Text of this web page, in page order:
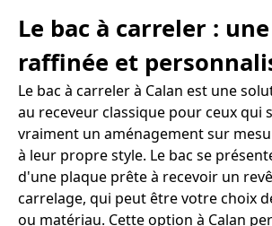
Le bac à carreler :
raffinée et
Le bac à carreler à Calan est une
au receveur classique pour ceux qui
vraiment un aménagement sur
à leur propre style. Le bac se
d'une plaque prête à recevoir un
carrelage, qui peut être votre choix
ou matériau. Cette option à Calan